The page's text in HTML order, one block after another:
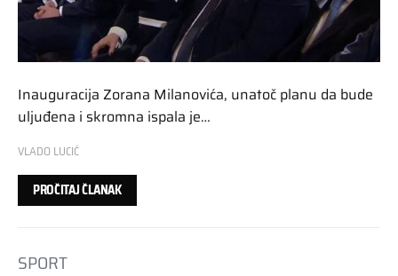
Inauguracija Zorana Milanovića, unatoč planu da bude
uljuđena i skromna ispala je…
VLADO LUCIĆ
PROČITAJ ČLANAK
SPORT